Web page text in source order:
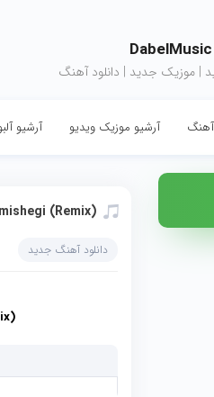
| موزیک جدید | دانلود آهنگ
آرشیو موزیک ویدیو آرشیو
(Remix)
دانلود آهنگ جدید